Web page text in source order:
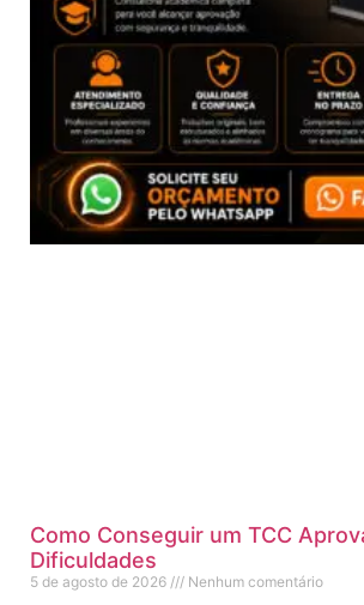
Como Conseguir um TCC
Dificuldades
5 de agosto de 2026 Nenhum comentário